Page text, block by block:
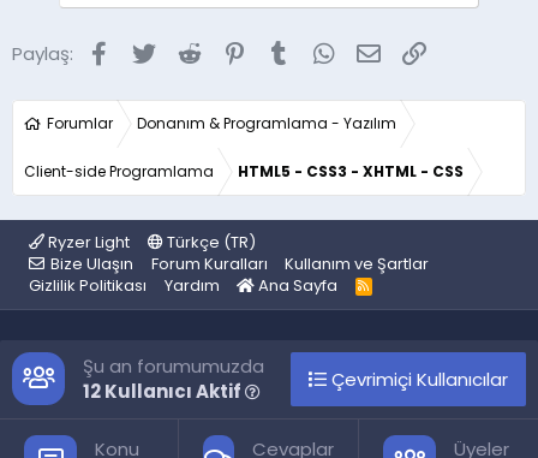
Paylaş: Facebook
Twitter Reddit Pinterest
Tumblr WhatsApp
E-posta
Forumlar Donanım & Programlama - Yazılım
Client-side Programlama HTML5 - CSS3 - XHTML - CSS
Ryzer Light
Türkçe (TR)
Bize Ulaşın
Forum Kuralları
Kullanım ve Şartlar
Gizlilik Politikası
Yardım Ana Sayfa
R
S
Şu an forumumuzda
12 Kullanıcı Aktif
Çevrimiçi Kullanıcılar
Konu
Cevaplar
Üyeler